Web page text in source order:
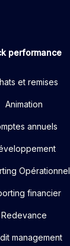
performance
et remises
Animation
annuels
Opérationnel
financier
Redevance
management